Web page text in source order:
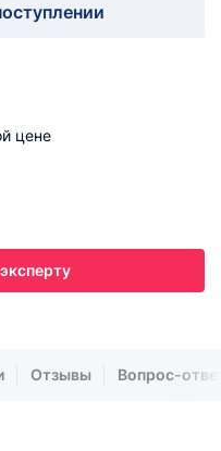
цене
Отзывы Вопрос-